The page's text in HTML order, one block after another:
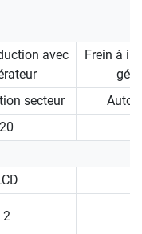
avec
Frein à
secteur
Auto-
20
2